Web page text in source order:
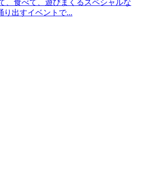
、食べて、遊びまくるスペシャルな
り出すイベントで...